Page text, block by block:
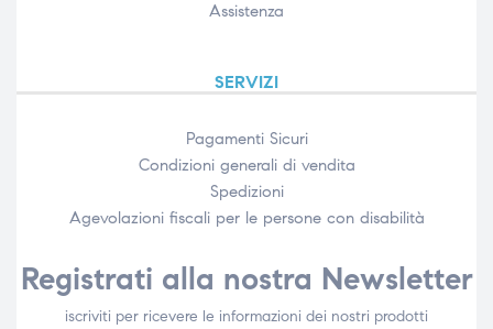
Assistenza
SERVIZI
Pagamenti Sicuri
Condizioni generali di vendita
Spedizioni
Agevolazioni fiscali per le persone con disabilità​
Registrati alla nostra Newsletter
iscriviti per ricevere le informazioni dei nostri prodotti